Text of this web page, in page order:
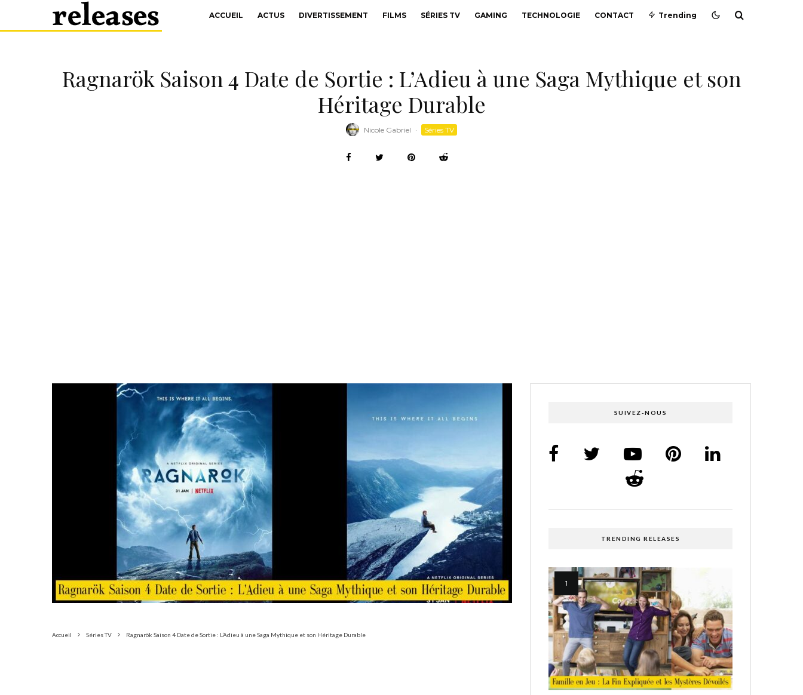
ACCUEIL ACTUS DIVERTISSEMENT FILMS SÉRIES TV GAMING TECHNOLOGIE CONTACT Trending
Ragnarök Saison 4 Date de Sortie : L’Adieu à une Saga Mythique et son
Héritage Durable
Nicole Gabriel · Séries TV
Accueil Séries TV Ragnarök Saison 4 Date de Sortie : L’Adieu à une Saga Mythique et son Héritage Durable
SUIVEZ-NOUS
TRENDING RELEASES